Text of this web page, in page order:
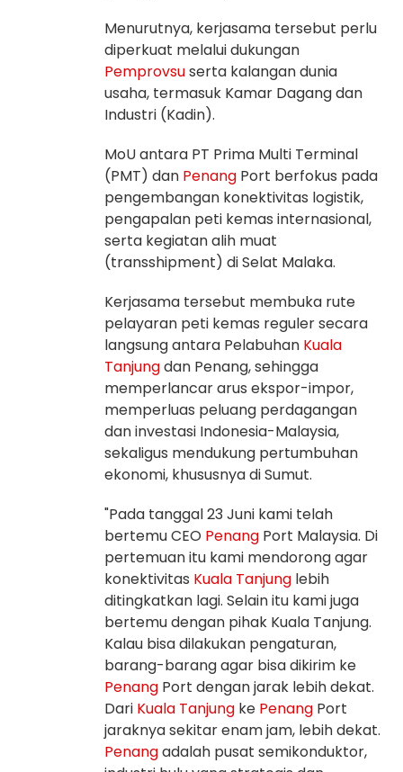
Menurutnya, kerjasama tersebut perlu
diperkuat melalui dukungan
Pemprovsuserta kalangan dunia
usaha, termasuk Kamar Dagang dan
Industri (Kadin).
MoU antara PT Prima Multi Terminal
(PMT) dan Penang Port berfokus pada
pengembangan konektivitas logistik,
pengapalan peti kemas internasional,
serta kegiatan alih muat
(transshipment) di Selat Malaka.
Kerjasama tersebut membuka rute
pelayaran peti kemas reguler secara
langsung antara Pelabuhan Kuala
Tanjungdan Penang, sehingga
memperlancar arus ekspor-impor,
memperluas peluang perdagangan
dan investasi Indonesia-Malaysia,
sekaligus mendukung pertumbuhan
ekonomi, khususnya di Sumut.
"Pada tanggal 23 Juni kami telah
bertemu CEO Penang Port Malaysia. Di
pertemuan itu kami mendorong agar
konektivitas Kuala Tanjung lebih
ditingkatkan lagi. Selain itu kami juga
bertemu dengan pihak Kuala Tanjung.
Kalau bisa dilakukan pengaturan,
barang-barang agar bisa dikirim ke
Penang Port dengan jarak lebih dekat.
Dari Kuala Tanjung ke Penang Port
jaraknya sekitar enam jam, lebih dekat.
Penangadalah pusat semikonduktor,